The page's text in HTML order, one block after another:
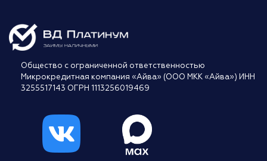
Общество с ограниченной ответственностью
Микрокредитная компания «Айва» (ООО МКК «Айва») ИНН
3255517143 ОГРН 1113256019469